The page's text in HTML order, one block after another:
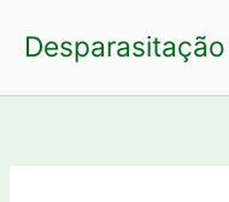
para
conteúdo